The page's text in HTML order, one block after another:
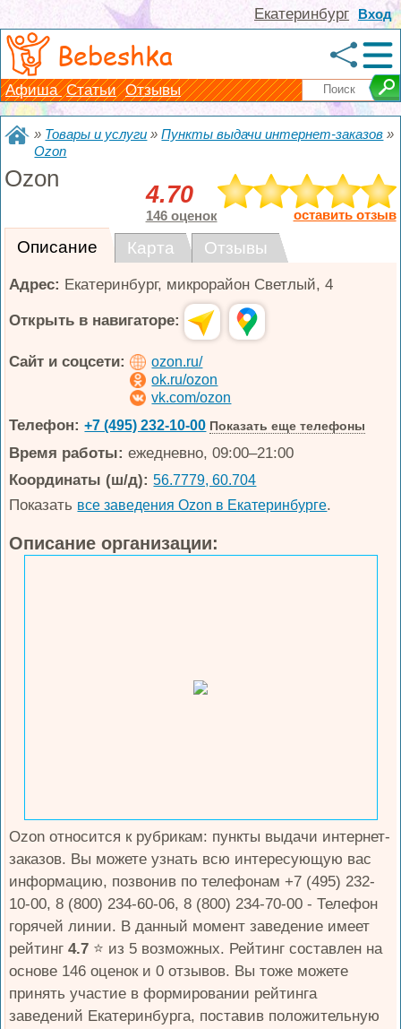
Вход
Екатеринбург
Bebeshka
Афиша Статьи Отзывы
» Товары и услуги »Пункты выдачи интернет-заказов »
Ozon
Ozon
4.70
146 оценок оставить отзыв
Описание Карта Отзывы
Адрес: Екатеринбург, микрорайон Светлый, 4
Открыть в навигаторе:
Сайт и соцсети:
ozon.ru/
ok.ru/ozon
vk.com/ozon
Телефон: +7 (495) 232-10-00 Показать еще телефоны
Время работы: ежедневно, 09:00–21:00
Координаты (ш/д): 56.7779, 60.704
Показать все заведения Ozon в Екатеринбурге.
Описание организации:
Ozon относится к рубрикам: пункты выдачи интернет-
заказов. Вы можете узнать всю интересующую вас
информацию, позвонив по телефонам +7 (495) 232-
10-00, 8 (800) 234-60-06, 8 (800) 234-70-00 - Телефон
горячей линии. В данный момент заведение имеет
рейтинг4.7 ⭐️ из 5 возможных. Рейтинг составлен на
основе 146 оценок и 0 отзывов. Вы тоже можете
принять участие в формировании рейтинга
заведений Екатеринбурга, поставив положительную